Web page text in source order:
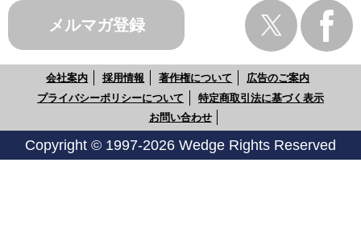
メルマガ登録
会社案内 採用情報 著作権について
広告のご案内
プライバシーポリシーについて
特定商取引法に基づく表示
お問い合わせ
Copyright © 1997-2026 Wedge Rights Reserved